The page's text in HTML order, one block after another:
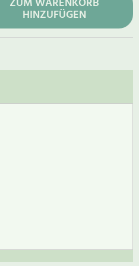
ZUM WARENKORB
HINZUFÜGEN